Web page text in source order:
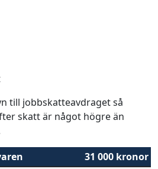
till jobbskatteavdraget så
skatt är något högre än
31 000 kronor